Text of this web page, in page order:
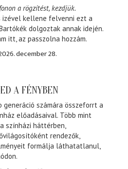
a rögzítést, kezdjük.
izével kellene felvenni ezt a
dolgoztak annak idején.
itt, az passzolna hozzám.
december 28.
A FÉNYBEN
generáció számára összeforrt a
előadásaival. Több mint
színházi háttérben,
rendezők,
formálja láthatatlanul,